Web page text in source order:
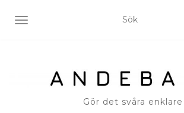
SLÅ PÅ/AV NAVIGERING
Gör det svåra enklare